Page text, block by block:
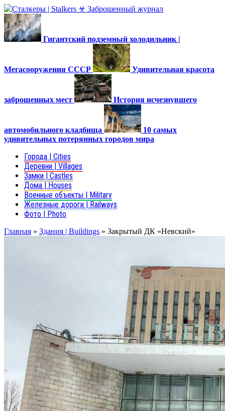
Гигантский подземный холодильник |
Мегасооружения СССР Удивительная красота
заброшенных мест История исчезнувшего
автомобильного кладбища
10 самых
удивительных потерянных городов мира
Города | Cities
Деревни | Villages
Замки | Castles
Дома | Houses
Военные объекты | Military
Железные дороги | Railways
Фото | Photo
Главная » Здания | Buildings » Закрытый ДК «Невский»